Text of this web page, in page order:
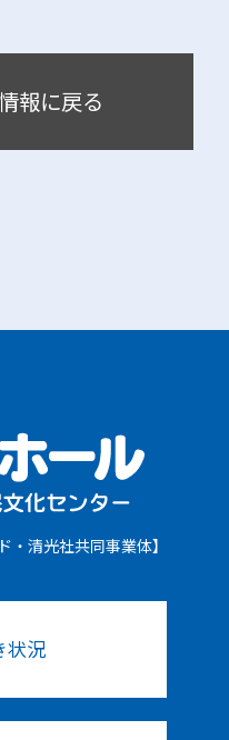
報に戻る
・清光社共同事業体】
状況